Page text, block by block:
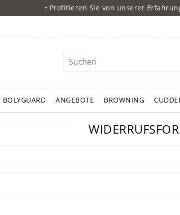
• Profitieren Sie von unserer
BOLYGUARD ANGEBOTE BROWNING